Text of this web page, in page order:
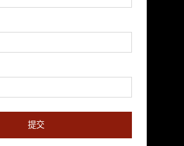
提交